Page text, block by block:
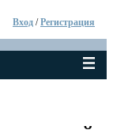
Вход /Регистрация